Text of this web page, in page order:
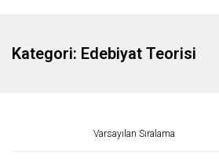
Kategori: Edebiyat Teorisi